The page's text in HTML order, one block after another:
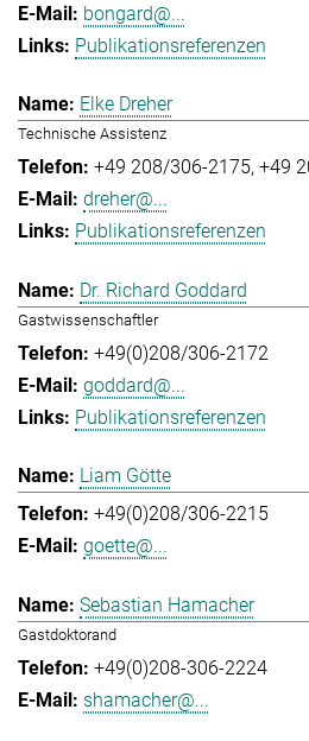
bongard@...
Publikationsreferenzen
Elke Dreher
Technische Assistenz
+49 208/306-2175 +49
dreher@...
Publikationsreferenzen
Dr. Richard Goddard
Gastwissenschaftler
+49(0)208/306-2172
goddard@...
Publikationsreferenzen
Liam Götte
+49(0)208/306-2215
goette@...
Sebastian Hamacher
Gastdoktorand
+49(0)208-306-2224
shamacher@...